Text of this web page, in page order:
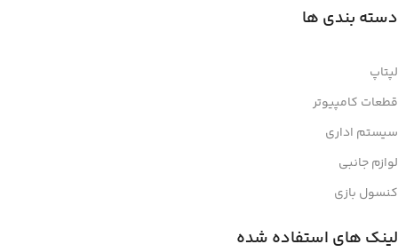
دسته بندی ها
لپتاپ
قطعات کامپیوتر
سیستم اداری
لوازم جانبی
کنسول بازی
لینک های استفاده شده